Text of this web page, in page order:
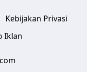
Kebijakan Privasi
Iklan